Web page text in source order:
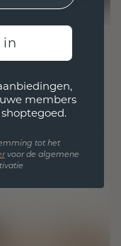
verbinding,
des tijds te
van liefde en
om voor altijd te
in
members
tot het
rvoor de algemene